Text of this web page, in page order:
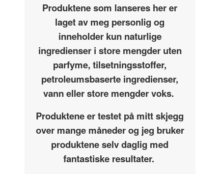
Produktene som lanseres her er
laget av meg personlig og
inneholder kun naturlige
ingredienser i store mengder uten
parfyme, tilsetningsstoffer,
petroleumsbaserte ingredienser,
vann eller store mengder voks.
Produktene er testet på mitt skjegg
over mange måneder og jeg bruker
produktene selv daglig med
fantastiske resultater.